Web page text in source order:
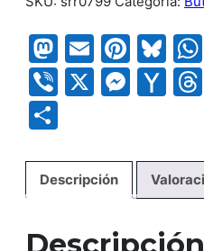
Mastodon
Email
Viber
X
Descripción